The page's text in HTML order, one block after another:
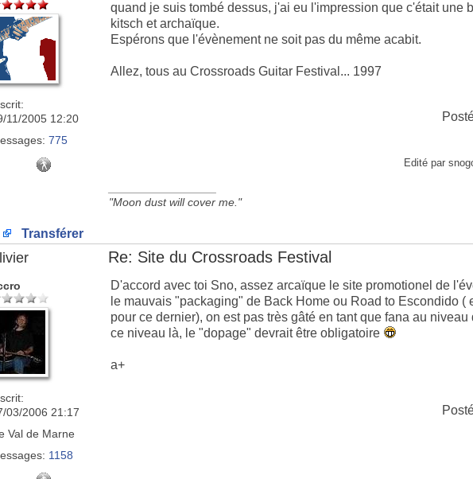
11/2005 12:20
775
quand je suis tombé dessus, j'ai eu l'impression que c'était une
kitsch et archaïque.
Espérons que l'évènement ne soit pas du même acabit.
Allez, tous au Crossroads Guitar Festival... 1997
Edité par
"Moon dust will cover me."
Transférer
Re: Site du Crossroads Festival
03/2006 21:17
Val de Marne
1158
D'accord avec toi Sno, assez arcaïque le site promotionel de
le mauvais "packaging" de Back Home ou Road to Escondido (
pour ce dernier), on est pas très gâté en tant que fana au niveau
ce niveau là, le "dopage" devrait être obligatoire
a+